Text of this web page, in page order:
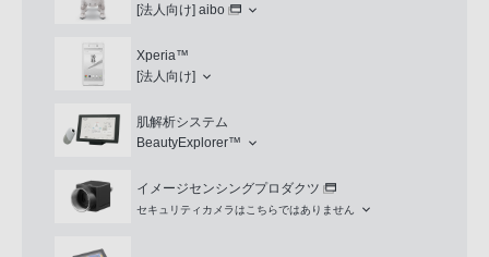
[法人向け] aibo
Xperia™
[法人向け]
肌解析システム
BeautyExplorer™
イメージセンシングプロダクツ
セキュリティカメラはこちらではありません